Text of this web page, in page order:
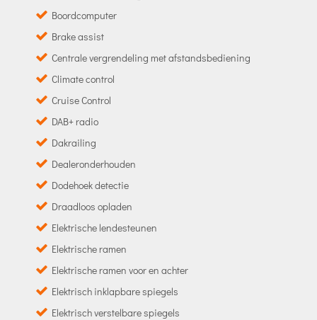
Boordcomputer
Brake assist
Centrale vergrendeling met afstandsbediening
Climate control
Cruise Control
DAB+ radio
Dakrailing
Dealeronderhouden
Dodehoek detectie
Draadloos opladen
Elektrische lendesteunen
Elektrische ramen
Elektrische ramen voor en achter
Elektrisch inklapbare spiegels
Elektrisch verstelbare spiegels